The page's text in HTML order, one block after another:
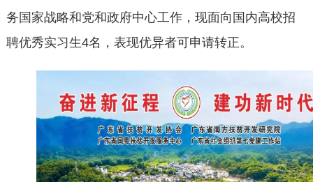
务国家战略和党和政府中心工作，现面向国内高校招
聘优秀实习生4名，表现优异者可申请转正。